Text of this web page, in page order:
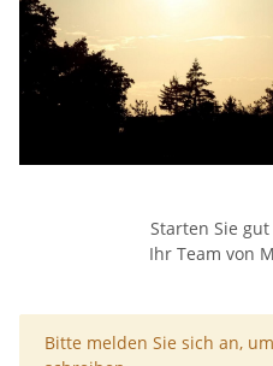
Starten Sie
Ihr Team von
x
Bitte melden Sie sich an,